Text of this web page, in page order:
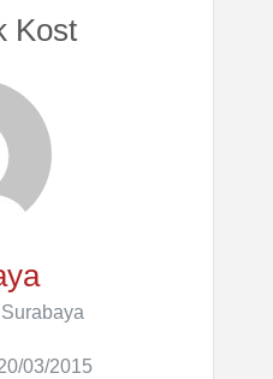
Kost
03/2015